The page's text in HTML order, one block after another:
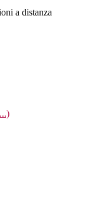
a distanza